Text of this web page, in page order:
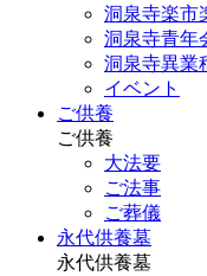
洞泉寺楽市
洞泉寺青年
洞泉寺異業
イベント
ご供養
ご供養
大法要
ご法事
ご葬儀
永代供養墓
永代供養墓